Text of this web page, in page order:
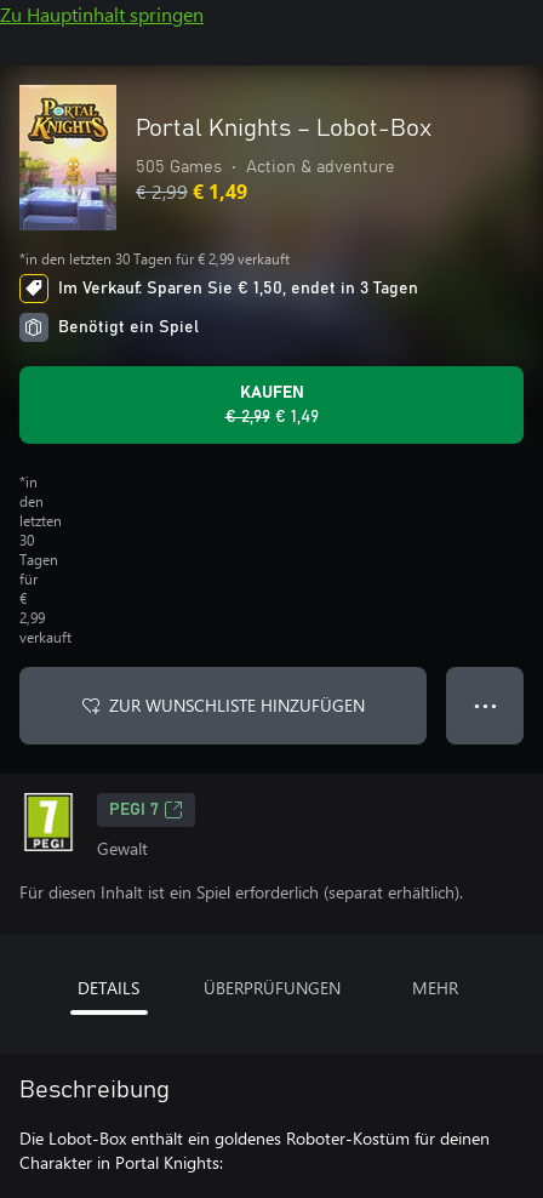
Zu Hauptinhalt springen
Portal Knights – Lobot-Box
505 Games • Action & adventure
€ 2,99€ 1,49
*in den letzten 30 Tagen für € 2,99 verkauft
Im Verkauf: Sparen Sie € 1,50, endet in 3 Tagen
Benötigt ein Spiel
KAUFEN
€ 2,99 € 1,49
*in
den
letzten
30
Tagen
für
€
2,99
verkauft
ZUR WUNSCHLISTE HINZUFÜGEN ● ● ●
PEGI 7
Gewalt
Für diesen Inhalt ist ein Spiel erforderlich (separat erhältlich).
DETAILS ÜBERPRÜFUNGEN MEHR
Beschreibung
Die Lobot-Box enthält ein goldenes Roboter-Kostüm für deinen
Charakter in Portal Knights: